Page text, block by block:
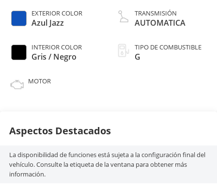
EXTERIOR COLOR
Azul Jazz
INTERIOR COLOR
Gris / Negro
MOTOR
TRANSMISIÓN
AUTOMATICA
TIPO DE COMBUSTIBLE
G
Aspectos Destacados
La disponibilidad de funciones está sujeta a la configuración final del
vehículo. Consulte la etiqueta de la ventana para obtener más
información.